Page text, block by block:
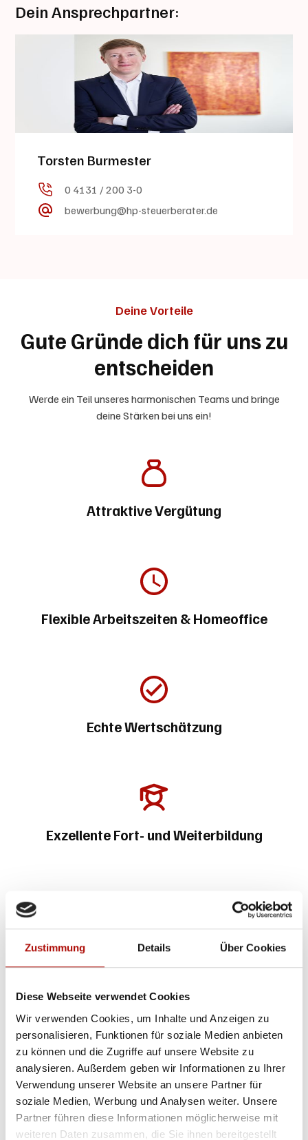
Zustimmung Details Über Cookies
Diese Webseite verwendet Cookies
Wir verwenden Cookies, um Inhalte und Anzeigen zu
personalisieren, Funktionen für soziale Medien anbieten
zu können und die Zugriffe auf unsere Website zu
analysieren. Außerdem geben wir Informationen zu Ihrer
Verwendung unserer Website an unsere Partner für
soziale Medien, Werbung und Analysen weiter. Unsere
Partner führen diese Informationen möglicherweise mit
weiteren Daten zusammen, die Sie ihnen bereitgestellt
Dein Ansprechpartner:
Torsten Burmester
0 4131 / 200 3-0
bewerbung@hp-steuerberater.de
Deine Vorteile
Gute Gründe dich für uns zu
entscheiden
Werde ein Teil unseres harmonischen Teams und bringe
deine Stärken bei uns ein!
Attraktive Vergütung
Flexible Arbeitszeiten & Homeoffice
Echte Wertschätzung
Exzellente Fort- und Weiterbildung
Monatlich steuerfreies Guthaben
Tolle KollegInnen